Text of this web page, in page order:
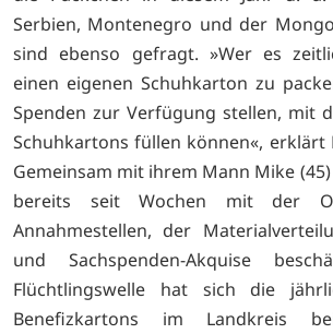
Serbien, Montenegro und der
sind ebenso gefragt. »Wer es
einen eigenen Schuhkarton zu
Spenden zur Verfügung stellen, mit
Schuhkartons füllen können«, erklärt
Gemeinsam mit ihrem Mann Mike
bereits seit Wochen mit der
Annahmestellen, der
und Sachspenden-Akquise
Flüchtlingswelle hat sich die
Benefizkartons im